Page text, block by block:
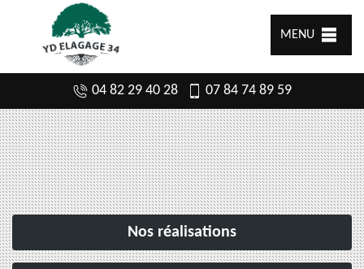
MENU
04 82 29 40 28 07 84 74 89 59
Nos réalisations